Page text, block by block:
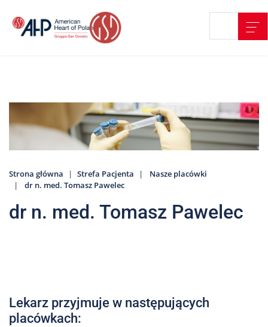
treści
Strefa
Pacjenta
O
nas
Marki
AHP
Galeria
Strona główna Strefa Pacjenta
Nasze placówki
dr n. med. Tomasz Pawelec
dr n. med. Tomasz Pawelec
Lekarz przyjmuje w następujących
placówkach: